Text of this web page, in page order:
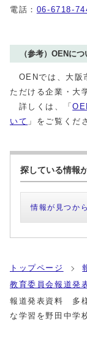
電話： 06-6718-
（参考）OENにつ
OENでは、大阪
ただける企業・大
詳しくは、「
いて 」をご覧くだ
探している情報
情報が見つか
トップページ
教育委員会報道発
報道発表資料 多
な学習を野田中学